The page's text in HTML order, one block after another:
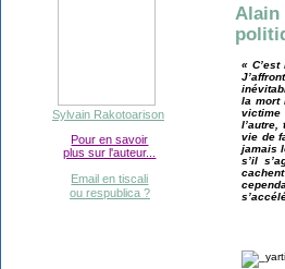
Sylvain Rakotoarison
Pour en savoir
plus sur l'auteur...
Email en tiscali
ou respublica ?
Alain
«
la mort
victime
l’autre,
vie de
jamais
s’il